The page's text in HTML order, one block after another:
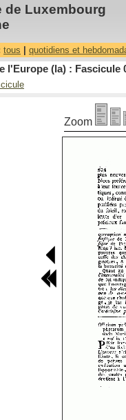
de Luxembourg
tous quotidiens et
l'Europe (la) : Fascicule
Zoom